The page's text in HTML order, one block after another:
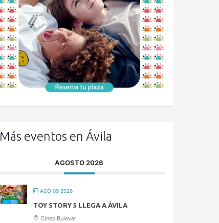
Más eventos en Ávila
AGOSTO 2026
AGO 09 2026
TOY STORY 5 LLEGA A ÁVILA
Cines Bulevar